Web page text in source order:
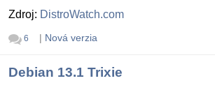
Zdroj: DistroWatch.com
6 | Nová verzia
Debian 13.1 Trixie